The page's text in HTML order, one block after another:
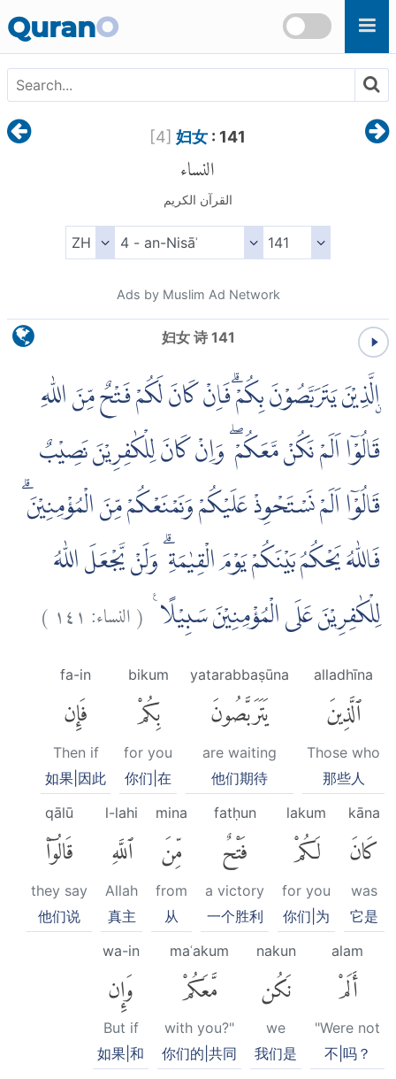
QuranO
[4] 妇女 : 141
النساء
القرآن الكريم
Ads by Muslim Ad Network
妇女 诗 141
ۨالَّذِيْنَ يَتَرَبَّصُوْنَ بِكُمْۗ فَاِنْ كَانَ لَكُمْ فَتْحٌ مِّنَ اللّٰهِ
قَالُوْٓا اَلَمْ نَكُنْ مَّعَكُمْ ۖ وَاِنْ كَانَ لِلْكٰفِرِيْنَ نَصِيْبٌ
قَالُوْٓا اَلَمْ نَسْتَحْوِذْ عَلَيْكُمْ وَنَمْنَعْكُمْ مِّنَ الْمُؤْمِنِيْنَ ۗ
فَاللّٰهُ يَحْكُمُ بَيْنَكُمْ يَوْمَ الْقِيٰمَةِ ۗ وَلَنْ يَّجْعَلَ اللّٰهُ
لِلْكٰفِرِيْنَ عَلَى الْمُؤْمِنِيْنَ سَبِيْلًا ࣖ (النساء: ١٤١ )
alladhīna
ٱلَّذِينَ
Those who
那些人
yatarabbaṣūna
يَتَرَبَّصُونَ
are waiting
他们期待
bikum
بِكُمْ
for you
你们|在
fa-in
فَإِن
Then if
如果|因此
kāna
كَانَ
was
它是
lakum
لَكُمْ
for you
你们|为
fatḥun
فَتْحٌ
a victory
一个胜利
mina
مِّنَ
from
从
l-lahi
ٱللَّهِ
Allah
真主
qālū
قَالُوٓا۟
they say
他们说
alam
أَلَمْ
"Were not
不|吗？
nakun
نَكُن
we
我们是
maʿakum
مَّعَكُمْ
with you?"
你们的|共同
wa-in
وَإِن
But if
如果|和